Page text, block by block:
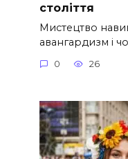
століття
Мистецтво
авангардизм і
0 26